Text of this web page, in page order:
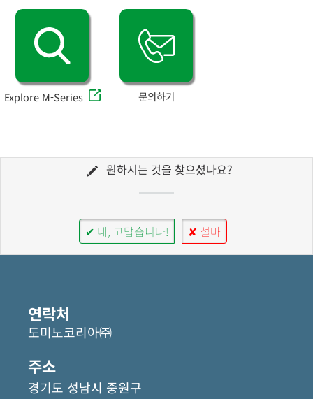
Explore M-Series 문의하기
원하시는 것을 찾으셨나요?
✔ 네, 고맙습니다! ✘ 설마
연락처
도미노코리아㈜
주소
경기도 성남시 중원구